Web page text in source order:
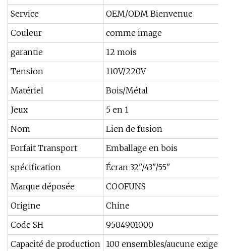
Service
OEM/ODM Bienvenue
Couleur
comme image
garantie
12 mois
Tension
110V/220V
Matériel
Bois/Métal
Jeux
5 en 1
Nom
Lien de fusion
Forfait Transport
Emballage en bois
spécification
Écran 32"/43"/55"
Marque déposée
COOFUNS
Origine
Chine
Code SH
9504901000
Capacité de production 100 ensembles/aucune